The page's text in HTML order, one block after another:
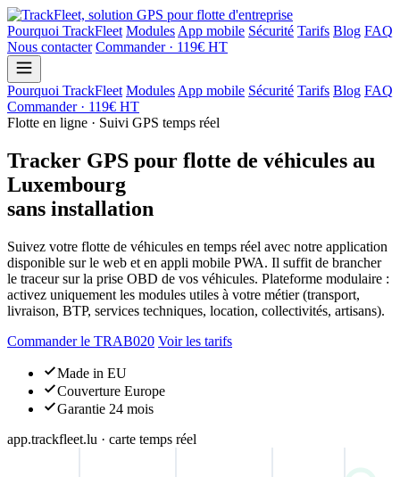
Pourquoi TrackFleet Modules App mobile Sécurité Tarifs Blog FAQ
Nous contacter Commander · 119€ HT
Pourquoi TrackFleet Modules App mobile Sécurité Tarifs Blog FAQ
Commander · 119€ HT
Flotte en ligne · Suivi GPS temps réel
Tracker GPS pour flotte de véhicules au
Luxembourg
sans installation
Suivez votre flotte de véhicules en temps réel avec notre application
disponible sur le web et en appli mobile PWA. Il suffit de brancher
le traceur sur la prise OBD de vos véhicules. Plateforme modulaire :
activez uniquement les modules utiles à votre métier (transport,
livraison, BTP, services techniques, location, collectivités, artisans).
Commander le TRAB020 Voir les tarifs
Made in EU
Couverture Europe
Garantie 24 mois
app.trackfleet.lu · carte temps réel